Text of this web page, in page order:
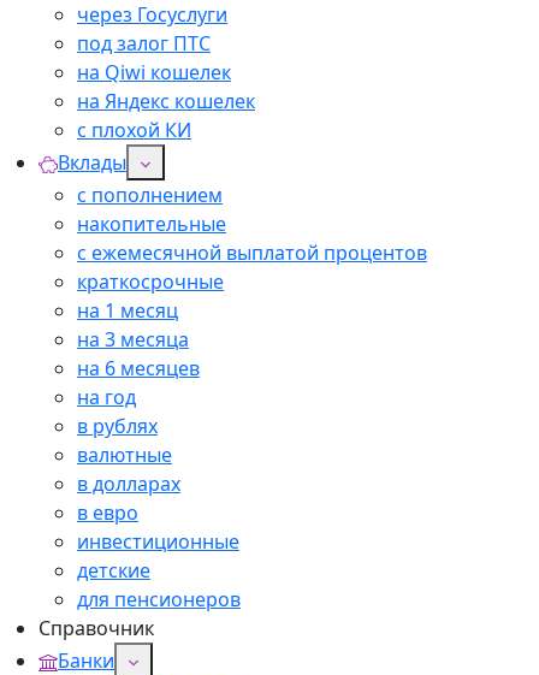
через Госуслуги
под залог ПТС
на Qiwi кошелек
на Яндекс кошелек
с плохой КИ
Вклады
с пополнением
накопительные
с ежемесячной выплатой процентов
краткосрочные
на 1 месяц
на 3 месяца
на 6 месяцев
на год
в рублях
валютные
в долларах
в евро
инвестиционные
детские
для пенсионеров
Справочник
Банки